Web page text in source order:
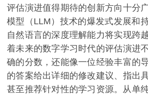
评估演进值得期待的创新方向十分
模型（LLM）技术的爆发式发展和
自然语言的深度理解能力将实现跨
着未来的数字学习时代的评估演进
确的分数，还能像一位经验丰富的
的答案给出详细的修改建议、指出
甚至推荐针对性的学习资源。从单